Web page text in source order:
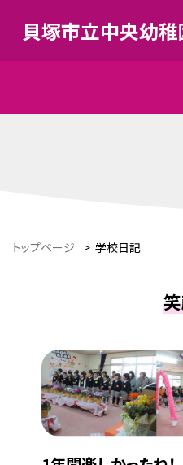
貝塚市立中央幼稚
トップページ > 学校日記